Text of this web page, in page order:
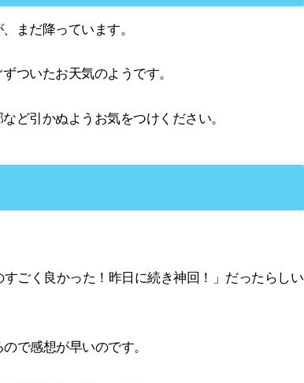
まだ降っています。
ついたお天気のようです。
ど引かぬようお気をつけください。
ごく良かった！昨日に続き神回！」だったらしい
で感想が早いのです。